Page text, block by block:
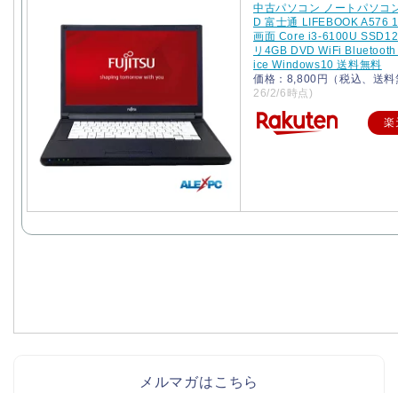
中古パソコン ノートパソコ
D 富士通 LIFEBOOK A576
画面 Core i3-6100U
リ4GB DVD WiFi
ice Windows10 送料無料
価格：8,800円（税込、送
26/2/6時点)
楽
メルマガはこちら